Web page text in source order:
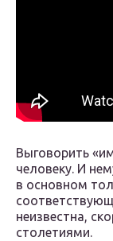
Выговорить
человеку. И
в основном
неизвестна,
столетиями.